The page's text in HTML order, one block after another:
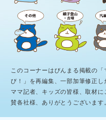
このコーナーはびんまる掲載の
び！」を再編集、一部加筆修正し
ママ記者、キッズの皆様、取材
賛各社様、ありがとうございます。